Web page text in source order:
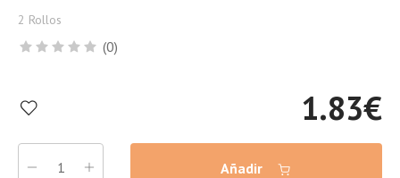
2 Rollos
(0)
1.83€
Añadir